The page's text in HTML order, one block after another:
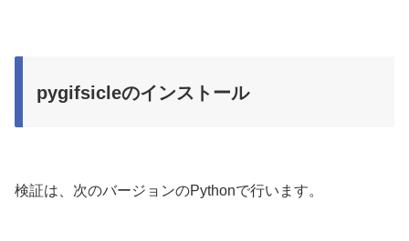
pygifsicleのインストール
検証は、次のバージョンのPythonで行います。